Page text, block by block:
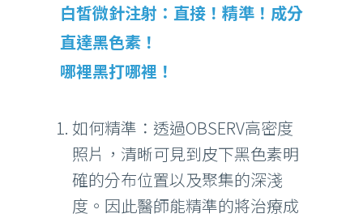
白皙微針注射：直接！精準！成分
直達黑色素！
哪裡黑打哪裡！
如何精準：透過OBSERV高密度
照片，清晰可見到皮下黑色素明
確的分布位置以及聚集的深淺
度。因此醫師能精準的將治療成